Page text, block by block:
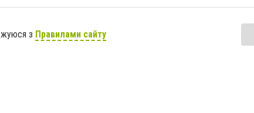
з Правилами сайту